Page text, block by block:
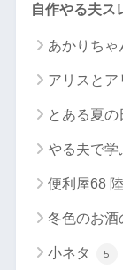
自作やる夫ス
あかりちゃ
アリスとア
とある夏
やる夫で学
便利屋68
冬色のお酒
小ネタ 5